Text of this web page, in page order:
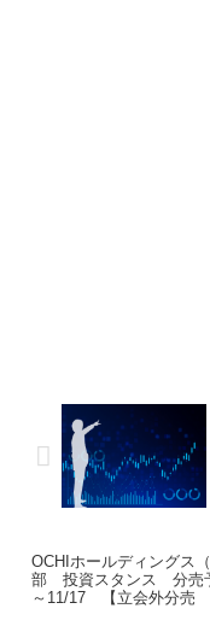
OCHIホールディングス
部 投資スタンス 分売
～11/17 【立会外分売